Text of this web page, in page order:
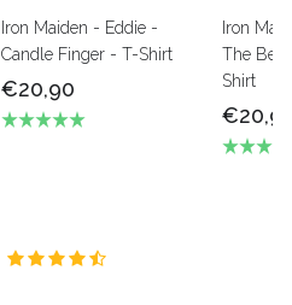
Iron Maiden - Eddie -
Candle Finger - T-Shirt
€20,90
Iron
The
Shirt